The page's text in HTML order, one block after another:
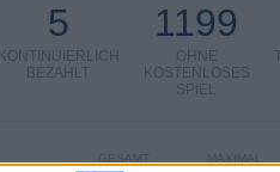
1199
OHNE
KOSTENLOSES
SPIEL
5
KONTINUIERLICH
BEZAHLT
MAXIMAL
GESAMT